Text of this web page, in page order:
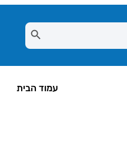
עמוד הבית